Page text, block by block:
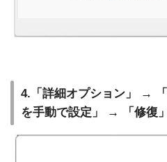
4.「詳細オプション」 →
を手動で設定」 → 「修復